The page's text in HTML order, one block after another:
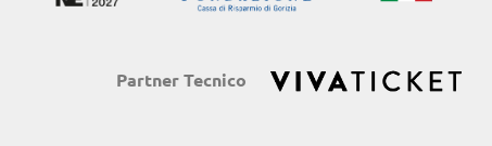
Partner Tecnico